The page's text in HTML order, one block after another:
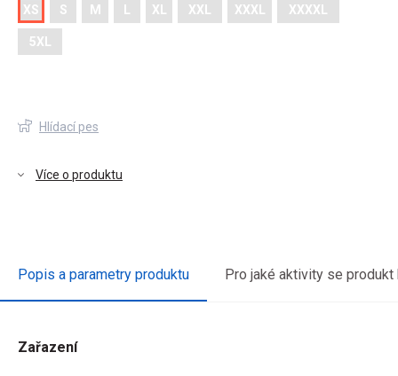
XS S M XL XXL XXXL XXXXL
5XL
Hlídací pes
Více o produktu
Popis a parametry produktu Pro jaké aktivity se produkt
Zařazení